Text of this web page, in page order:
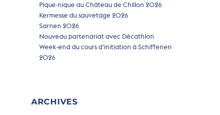
Pique-nique au Château de Chillon 2026
Kermesse du sauvetage 2026
Sarnen 2026
Nouveau partenariat avec Décathlon
Week-end du cours d’initiation à Schiffenen
2026
ARCHIVES